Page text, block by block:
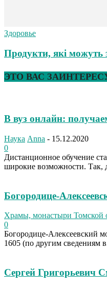
Здоровье
Продукти, які можуть
ЭТО ВАС
В вуз онлайн:
Наука Anna - 15.12.2020
0
Дистанционное обучение
широкие возможности. Так,
Богородице-
Храмы, монастыри Томской
0
Богородице-Алексеевский
1605 (по другим сведениям
Сергей Григорьевич